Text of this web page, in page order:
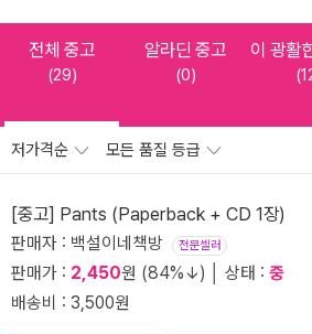
전체 중고
(29)
알라딘 중고
(0)
이 광활
저가격순 모든 품질 등급
[중고] Pants (Paperback + CD 1장)
판매자 : 백설이네책방 전문셀러
판매가 : 2,450원 (84%↓) │ 상태 : 중
배송비 : 3,500원